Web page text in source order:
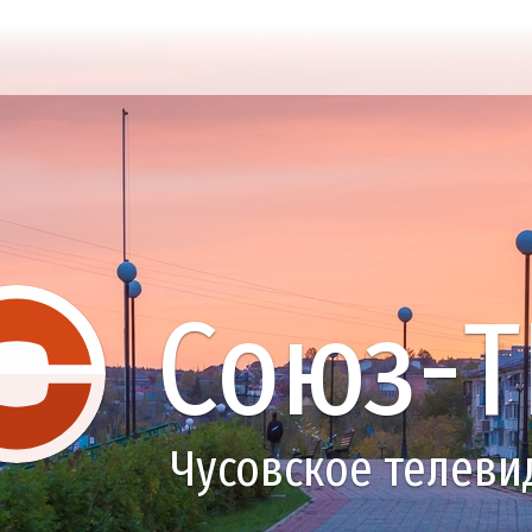
Союз-
Чусовское